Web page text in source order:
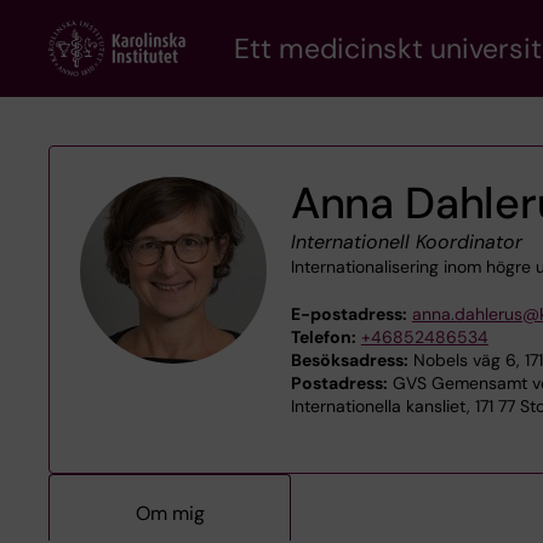
content
Ett medicinskt
Anna
Internationell Koordinator
Internationalisering inom
E-postadress:
Telefon: +46852486534
Besöksadress: Nobels väg 6,
Postadress: GVS Gemensamt
Internationella kansliet, 171 77
Om mig